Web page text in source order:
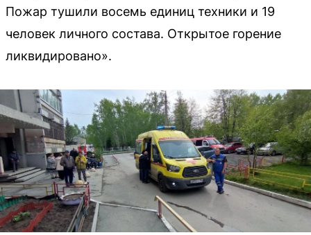
Пожар тушили восемь единиц техники и 19
человек личного состава. Открытое горение
ликвидировано».